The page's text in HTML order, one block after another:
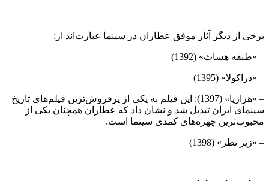
برخی از دیگر آثار موفق عطاران در سینما عبارت‌اند از:
– «طبقه هساث» (1392)
– «دراکولا» (1395)
– «هزارپا» (1397): این فیلم به یکی از پرفروش‌ترین فیلم‌های تاریخ
سینمای ایران تبدیل شد و نشان داد که عطاران همچنان یکی از
محبوب‌ترین چهره‌های کمدی سینما است.
– «زیر نظر» (1398)